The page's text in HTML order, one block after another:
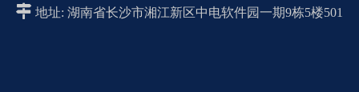
 地址: 湖南省长沙市湘江新区中电软件园一期9栋5楼501